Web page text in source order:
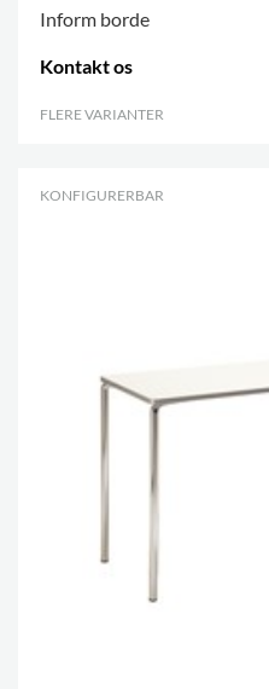
Inform borde
Kontakt os
FLERE VARIANTER
KONFIGURERBAR